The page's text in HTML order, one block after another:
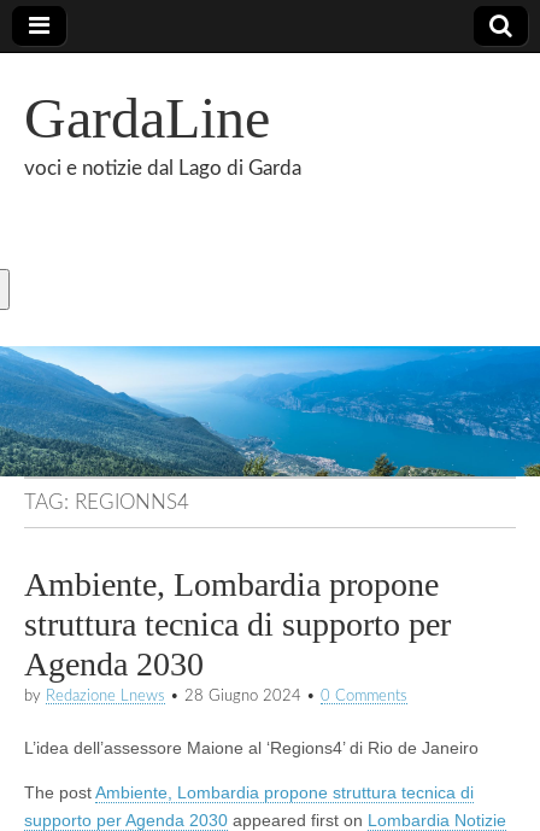
GardaLine
voci e notizie dal Lago di Garda
TAG: REGIONNS4
Ambiente, Lombardia propone
struttura tecnica di supporto per
Agenda 2030
by Redazione Lnews • 28 Giugno 2024 • 0 Comments
L’idea dell’assessore Maione al ‘Regions4’ di Rio de Janeiro
The postAmbiente, Lombardia propone struttura tecnica di
supporto per Agenda 2030 appeared first on Lombardia Notizie